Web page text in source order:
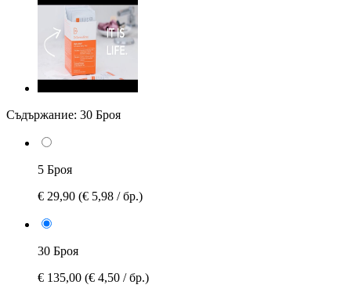
Съдържание: 30 Броя
5 Броя
€ 29,90 (€ 5,98 / бр.)
30 Броя
€ 135,00 (€ 4,50 / бр.)